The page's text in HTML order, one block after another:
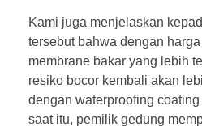
Kami juga menjelaskan
tersebut bahwa dengan
membrane bakar yang lebih
resiko bocor kembali akan
dengan waterproofing
saat itu, pemilik gedung